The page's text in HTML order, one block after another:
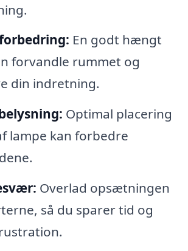
En godt hængt
forvandle rummet og
din indretning.
Optimal placering
lampe kan forbedre
Overlad opsætningen
så du sparer tid og